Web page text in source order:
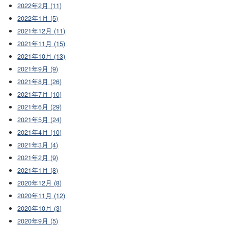
2022年2月 (11)
2022年1月 (5)
2021年12月 (11)
2021年11月 (15)
2021年10月 (13)
2021年9月 (9)
2021年8月 (26)
2021年7月 (10)
2021年6月 (29)
2021年5月 (24)
2021年4月 (10)
2021年3月 (4)
2021年2月 (9)
2021年1月 (8)
2020年12月 (8)
2020年11月 (12)
2020年10月 (3)
2020年9月 (5)